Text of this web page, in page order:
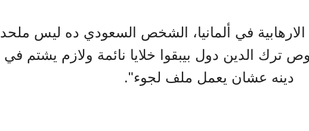
في ألمانيا، الشخص السعودي ده ليس ملحد
ترك الدين دول بيبقوا خلايا نائمة ولازم يشتم في
دينه عشان يعمل ملف لجوء".